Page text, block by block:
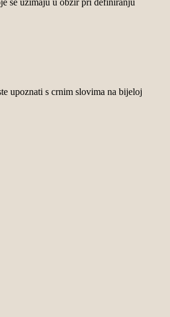
se uzimaju u obzir pri definiranju
upoznati s crnim slovima na bijeloj